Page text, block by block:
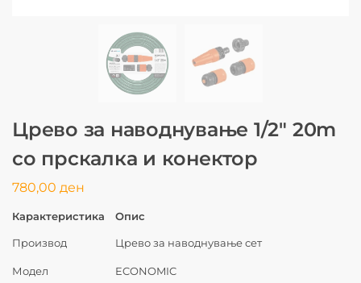
Црево за наводнување 1/2″ 20m
со прскалка и конектор
780,00 ден
Карактеристика Опис
Производ Црево за наводнување сет
Модел ECONOMIC